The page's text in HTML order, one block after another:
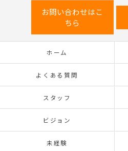
お問い合わせはこ
ちら
ホーム
よくある質問
スタッフ
ビジョン
未経験